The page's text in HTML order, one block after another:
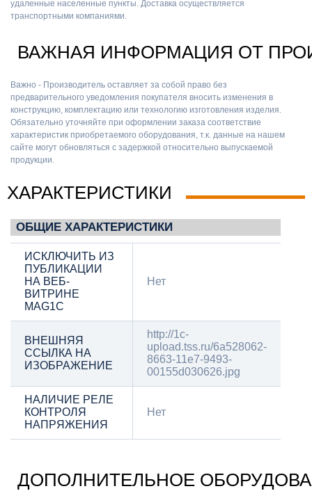
удаленные населенные пункты. Доставка осуществляется
транспортными компаниями.
ВАЖНАЯ ИНФОРМАЦИЯ ОТ
Важно - Производитель оставляет за собой право без
предварительного уведомления покупателя вносить изменения в
конструкцию, комплектацию или технологию изготовления изделия.
Обязательно уточняйте при оформлении заказа соответствие
характеристик приобретаемого оборудования, т.к. данные на нашем
сайте могут обновляться с задержкой относительно выпускаемой
продукции.
ХАРАКТЕРИСТИКИ
ОБЩИЕ ХАРАКТЕРИСТИКИ
ИСКЛЮЧИТЬ ИЗ
ПУБЛИКАЦИИ
НА ВЕБ-
ВИТРИНЕ
MAG1C
Нет
ВНЕШНЯЯ
ССЫЛКА НА
ИЗОБРАЖЕНИЕ
http://1c-
upload.tss.ru/6a528062-
8663-11e7-9493-
00155d030626.jpg
НАЛИЧИЕ РЕЛЕ
КОНТРОЛЯ
НАПРЯЖЕНИЯ
Нет
ДОПОЛНИТЕЛЬНОЕ